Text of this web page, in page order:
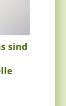
sind